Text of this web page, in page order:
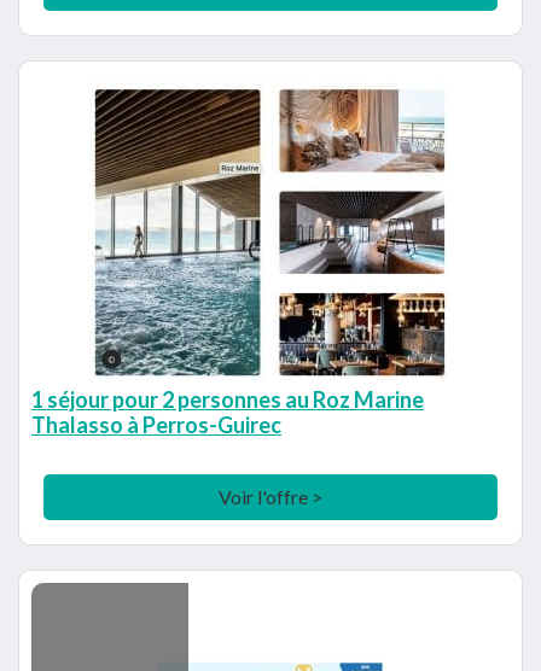
1 séjour pour 2 personnes au Roz Marine
Thalasso à Perros-Guirec
Voir l'offre >